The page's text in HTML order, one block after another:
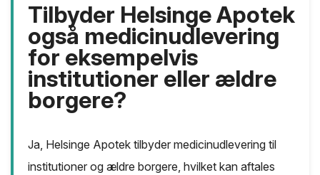
Tilbyder Helsinge Apotek
også medicinudlevering
for eksempelvis
institutioner eller ældre
borgere?
Ja, Helsinge Apotek tilbyder medicinudlevering til
institutioner og ældre borgere, hvilket kan aftales